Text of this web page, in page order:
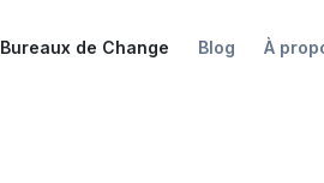
Bureaux de Change Blog À